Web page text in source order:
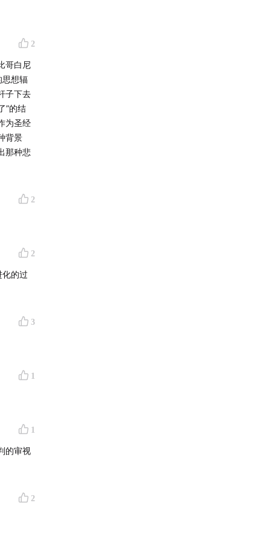
2
哥白尼
思想辐
子下去
”的结
为圣经
背景
那种悲
2
2
的过
3
1
1
的审视
2